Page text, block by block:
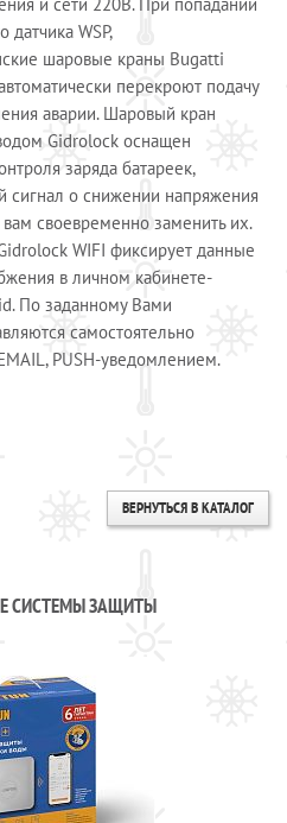
датчика WSP,
шаровые краны Bugatti
перекроют подачу
аварии. Шаровый кран
Gidrolock оснащен
заряда батареек,
сигнал о снижении напряжения
своевременно заменить их.
WIFI фиксирует данные
в личном кабинете-
По заданному Вами
самостоятельно
PUSH-уведомлением.
ВЕРНУТЬСЯ В КАТАЛОГ
СИСТЕМЫ ЗАЩИТЫ